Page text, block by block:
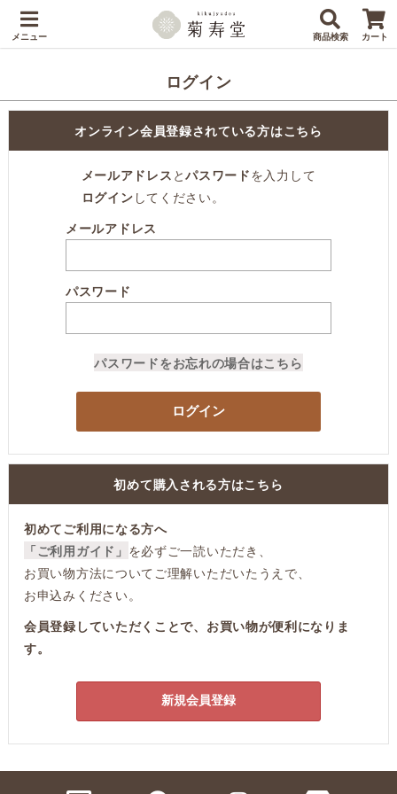
メニュー 商品検索 カート
ログイン
オンライン会員登録されている方はこちら
メールアドレス とパスワードを入力して
ログイン してください。
メールアドレス
パスワード
パスワードをお忘れの場合はこちら
ログイン
初めて購入される方はこちら
初めてご利用になる方へ
「ご利用ガイド」 を必ずご一読いただき、
お買い物方法についてご理解いただいたうえで、
お申込みください。
会員登録していただくことで、お買い物が便利になりま
す。
新規会員登録